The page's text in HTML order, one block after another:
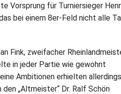
Vorsprung für Turniersieger
bei einem 8er-Feld nicht alle
Fink, zweifacher
in jeder Partie wie gewohnt
Ambitionen erhielten allerdings
„Altmeister“ Dr. Ralf Schön